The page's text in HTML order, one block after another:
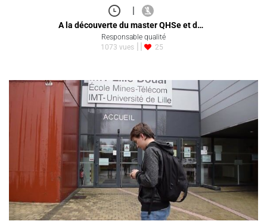
|
A la découverte du master QHSe et d…
Responsable qualité
1073 vues
25